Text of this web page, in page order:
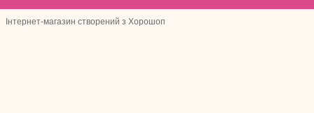
Інтернет-магазин створений з Хорошоп